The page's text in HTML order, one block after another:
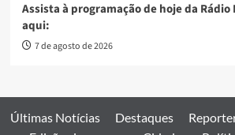
Assista à programação de hoje da Rádio
aqui:
7 de agosto de 2026
Últimas Notícias Destaques